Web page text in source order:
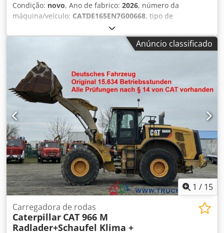
Condição: novo, Ano de fabrico: 2026, número da
máquina/veículo: CATDE165EN7G00668, tipo de
, fabricante de motores:
C7.1, Uso pretendido: construção civil Peso vazio: 1.926 kg
Potência do gerador: 165 kVA Dimensões do
compartimento de carga: 334 x 117 x 175 cm Certificação
CE: sim Volume do tanque de água: 325 l Dodpfxjwrwk Ds
Ackjck Entre em contato com a equipe DPX para mais
informações. = Mais opções e acessórios = - Bateria -
Painel de controle - Teto de aço - Tanque
Anúncio classificado
1 / 15
Carregadora de rodas
Caterpillar CAT 966 M
Radlader+Schaufel Klima +